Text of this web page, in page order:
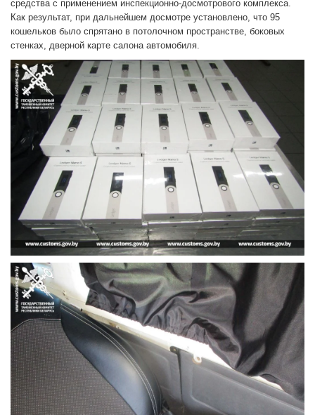
средства с применением инспекционно-досмотрового комплекса.
Как результат, при дальнейшем досмотре установлено, что 95
кошельков было спрятано в потолочном пространстве, боковых
стенках, дверной карте салона автомобиля.